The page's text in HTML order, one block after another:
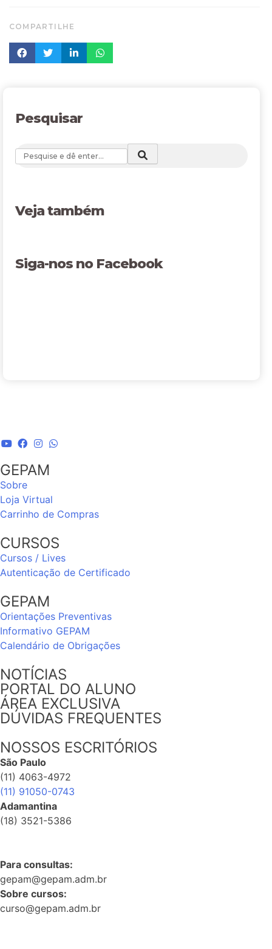
COMPARTILHE
Pesquisar
Veja também
Siga-nos no Facebook
GEPAM
Sobre
Loja Virtual
Carrinho de Compras
CURSOS
Cursos / Lives
Autenticação de Certificado
GEPAM
Orientações Preventivas
Informativo GEPAM
Calendário de Obrigações
NOTÍCIAS
PORTAL DO ALUNO
ÁREA EXCLUSIVA
DÚVIDAS FREQUENTES
NOSSOS ESCRITÓRIOS
São Paulo
(11) 4063-4972
(11) 91050-0743
Adamantina
(18) 3521-5386
Para consultas:
gepam@gepam.adm.br
Sobre cursos:
curso@gepam.adm.br